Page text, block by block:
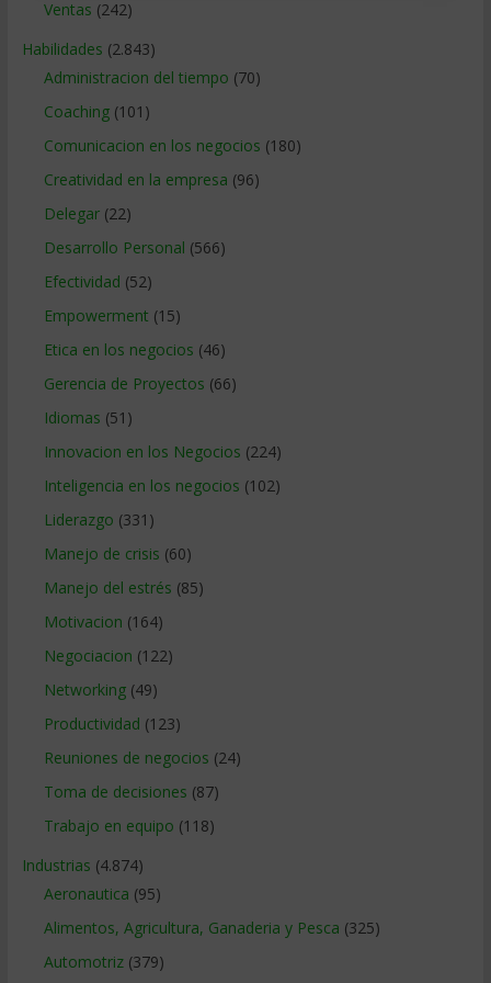
Ventas (242)
Habilidades (2.843)
Administracion del tiempo (70)
Coaching(101)
Comunicacion en los negocios (180)
Creatividad en la empresa (96)
Delegar(22)
Desarrollo Personal (566)
Efectividad (52)
Empowerment (15)
Etica en los negocios (46)
Gerencia de Proyectos (66)
Idiomas (51)
Innovacion en los Negocios (224)
Inteligencia en los negocios (102)
Liderazgo (331)
Manejo de crisis (60)
Manejo del estrés (85)
Motivacion (164)
Negociacion (122)
Networking(49)
Productividad (123)
Reuniones de negocios (24)
Toma de decisiones (87)
Trabajo en equipo (118)
Industrias (4.874)
Aeronautica (95)
Alimentos, Agricultura, Ganaderia y Pesca (325)
Automotriz(379)